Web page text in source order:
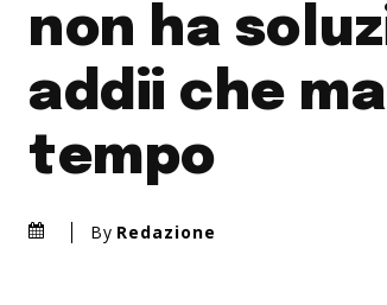
non ha
addii che
tempo
By Redazione